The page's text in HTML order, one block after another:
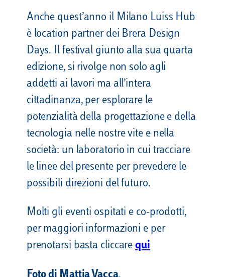
Anche quest’anno il Milano Luiss Hub
è location partner dei Brera Design
Days. Il festival giunto alla sua quarta
edizione, si rivolge non solo agli
addetti ai lavori ma all’intera
cittadinanza, per esplorare le
potenzialità della progettazione e della
tecnologia nelle nostre vite e nella
società: un laboratorio in cui tracciare
le linee del presente per prevedere le
possibili direzioni del futuro.
Molti gli eventi ospitati e co-prodotti,
per maggiori informazioni e per
prenotarsi basta cliccarequi